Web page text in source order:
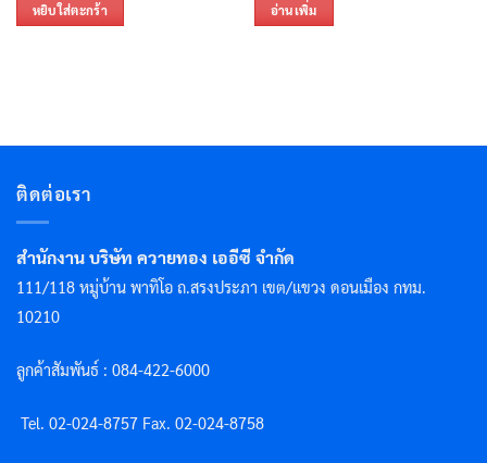
หยิบใส่ตะกร้า อ่านเพิ่ม
ติดต่อเรา
สำนักงาน บริษัท ควายทอง เออีซี จำกัด
111/118 หมู่บ้าน พาทิโอ ถ.สรงประภา เขต/แขวง ดอนเมือง กทม.
10210
ลูกค้าสัมพันธ์ : 084-422-6000
Tel. 02-024-8757 Fax. 02-024-8758